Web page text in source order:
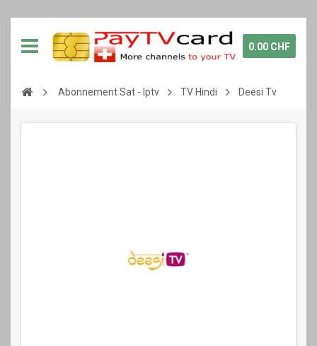
0.00 CHF
Abonnement Sat - Iptv TV Hindi Deesi Tv